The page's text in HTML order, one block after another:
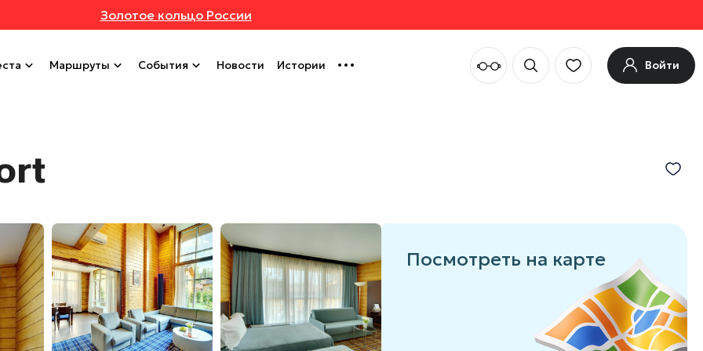
Золотое кольцо России
Маршруты События Новости Истории Войти
Посмотреть на карте